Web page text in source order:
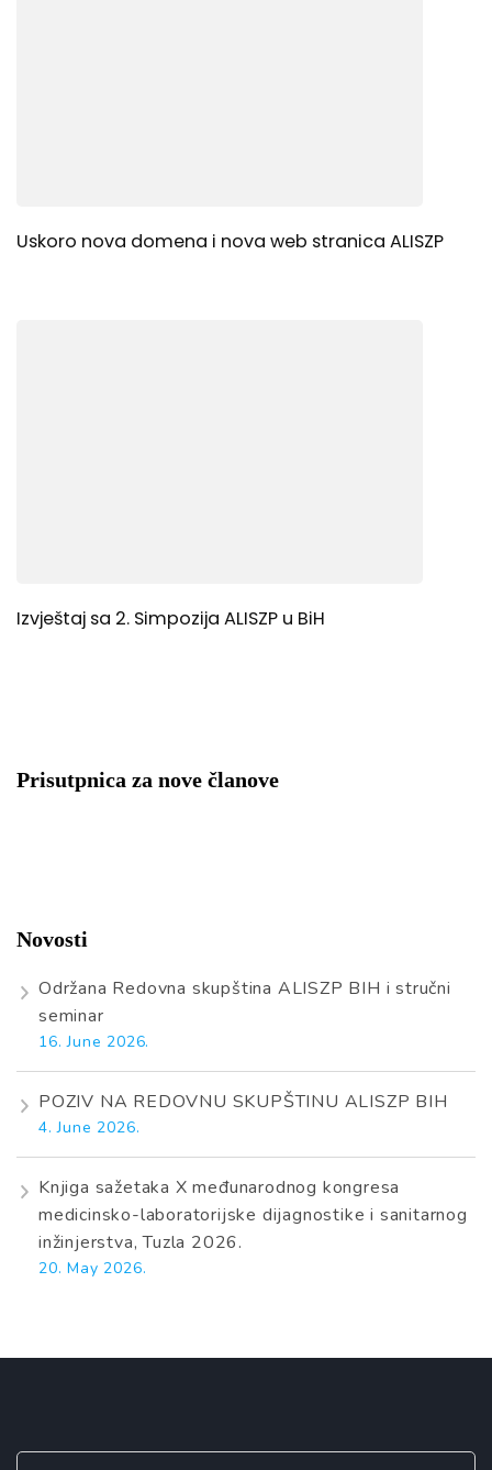
Uskoro nova domena i nova web stranica ALISZP
Izvještaj sa 2. Simpozija ALISZP u BiH
Prisutpnica za nove članove
Novosti
Održana Redovna skupština ALISZP BIH i stručni
seminar
16. June 2026.
POZIV NA REDOVNU SKUPŠTINU ALISZP BIH
4. June 2026.
Knjiga sažetaka X međunarodnog kongresa
medicinsko-laboratorijske dijagnostike i sanitarnog
inžinjerstva, Tuzla 2026.
20. May 2026.